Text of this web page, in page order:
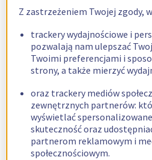
Z zastrzeżeniem Twojej zgody,
trackery wydajnościowe i
pozwalają nam ulepszać
Twoimi preferencjami i
strony, a także mierzyć
oraz trackery mediów
zewnętrznych partnerów:
wyświetlać
skuteczność oraz
partnerom reklamowym i
społecznościowym.